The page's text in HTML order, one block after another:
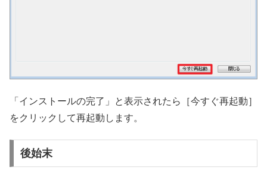
「インストールの完了」と表示されたら［今すぐ再起動］
をクリックして再起動します。
後始末